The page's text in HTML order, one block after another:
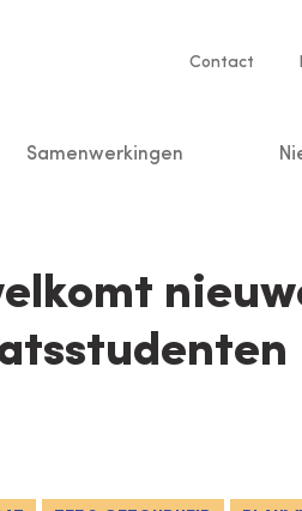
Service
Contact
Samenwerkingen